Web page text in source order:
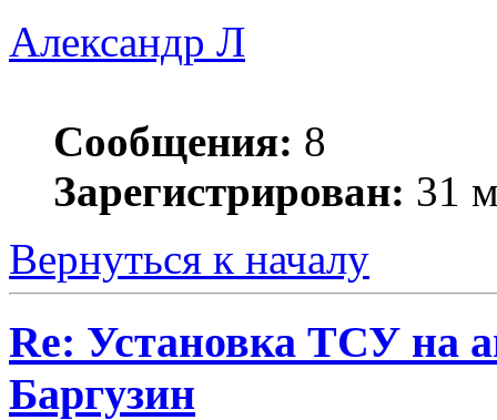
Александр Л
Сообщения: 8
Зарегистрирован: 31
Вернуться к началу
Re: Установка ТСУ на
Баргузин